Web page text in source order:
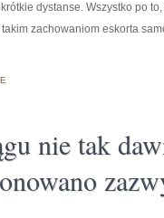
dystanse. Wszystko po
zachowaniom eskorta
nie tak